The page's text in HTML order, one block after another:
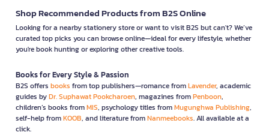
Shop Recommended Products from B2S Online
Looking for a nearby stationery store or want to visit B2S but can't? We’ve
curated top picks you can browse online—ideal for every lifestyle, whether
you're book hunting or exploring other creative tools.
Books for Every Style & Passion
B2S offers books from top publishers—romance fromLavender, academic
guides byDr. Suphawat Pookcharoen, magazines fromPenboon,
children’s books fromMIS, psychology titles fromMugunghwa Publishing,
self-help fromKOOB, and literature fromNanmeebooks. All available at a
click.